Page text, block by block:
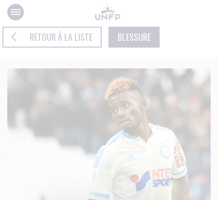
Panneau de gestion des cookies
RETOUR À LA LISTE BLESSURE